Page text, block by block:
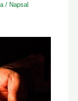
/ Napsal